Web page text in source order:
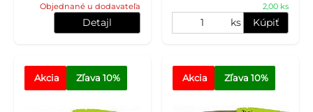
Objednané u dodavateľa
Detajl
2,00 ks
ks Kúpiť
Akcia Zľava 10% Akcia Zľava 10%